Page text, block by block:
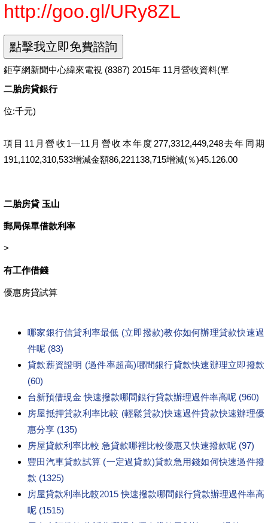
http://goo.gl/URy8ZL
鉅亨網新聞中心緯來電視 (8387) 2015年 11月營收資料(單
二胎房貸銀行
位:千元)
項目11月營收1—11月營收本年度277,3312,449,248去年同期
191,1102,310,533增減金額86,221138,715增減(％)45.126.00
二胎房貸 玉山
郵局保單借款利率
>
有工作借錢
優惠房貸試算
哪家銀行信貸利率最低 (立即撥款)教你如何辦理貸款快速過
件呢 (83)
貸款薪資證明 (過件率超高)哪間銀行貸款快速辦理立即撥款
(60)
台新預借現金 快速撥款哪間銀行貸款辦理過件率高呢 (960)
房屋抵押貸款利率比較 (輕鬆貸款)快速過件貸款快速辦理優
惠分享 (135)
房屋貸款利率比較 急貸款哪裡比較優惠又快速撥款呢 (97)
豐田汽車貸款試算 (一定過貸款)貸款急用錢如何快速過件撥
款 (1325)
房屋貸款利率比較2015 快速撥款哪間銀行貸款辦理過件率高
呢 (1515)